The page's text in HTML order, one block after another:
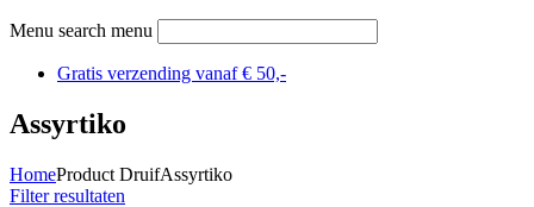
Menu search menu
Gratis verzending vanaf € 50,-
Assyrtiko
HomeProduct DruifAssyrtiko
Filter resultaten